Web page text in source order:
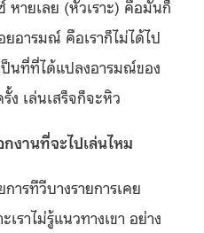
ายเลย (หัวเราะ) คือมันก็
อารมณ์ คือเราก็ไม่ได้ไป
นที่ที่ได้แปลงอารมณ์ของ
ง เล่นเสร็จก็จะหิว
งานที่จะไปเล่นไหม
ารทีวีบางรายการเคย
ราไม่รู้แนวทางเขา อย่าง